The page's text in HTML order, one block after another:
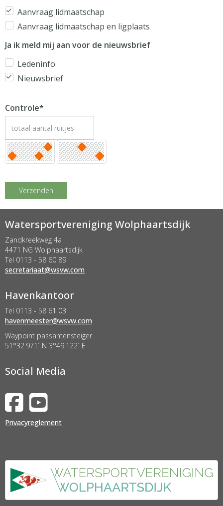
Aanvraag lidmaatschap
Aanvraag lidmaatschap en ligplaats
Ja ik meld mij aan voor de nieuwsbrief
Ledeninfo
Nieuwsbrief
Controle*
Verzenden
Watersportvereniging Wolphaartsdijk
Zandkreekweg 4a
4471 NG Wolphaartsdijk
Tel 0113 - 58 60 89
taairaterces@wsvw.com
Havenkantoor
Tel 0113 - 58 61 03
retseemnevah@wsvw.com
Waypoint passantensteiger
51°32.971´ N 3°49.122´ E
Social Media
Privacyreglement